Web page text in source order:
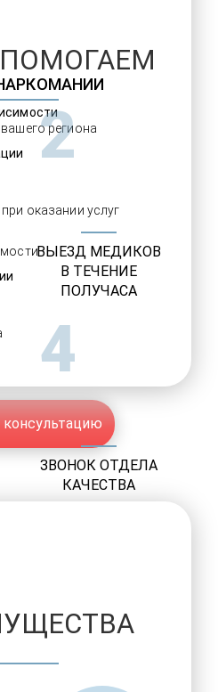
региона
оказании услуг
консультацию
2
ВЫЕЗД МЕДИКОВ
В ТЕЧЕНИЕ
ПОЛУЧАСА
4
ЗВОНОК ОТДЕЛА
КАЧЕСТВА